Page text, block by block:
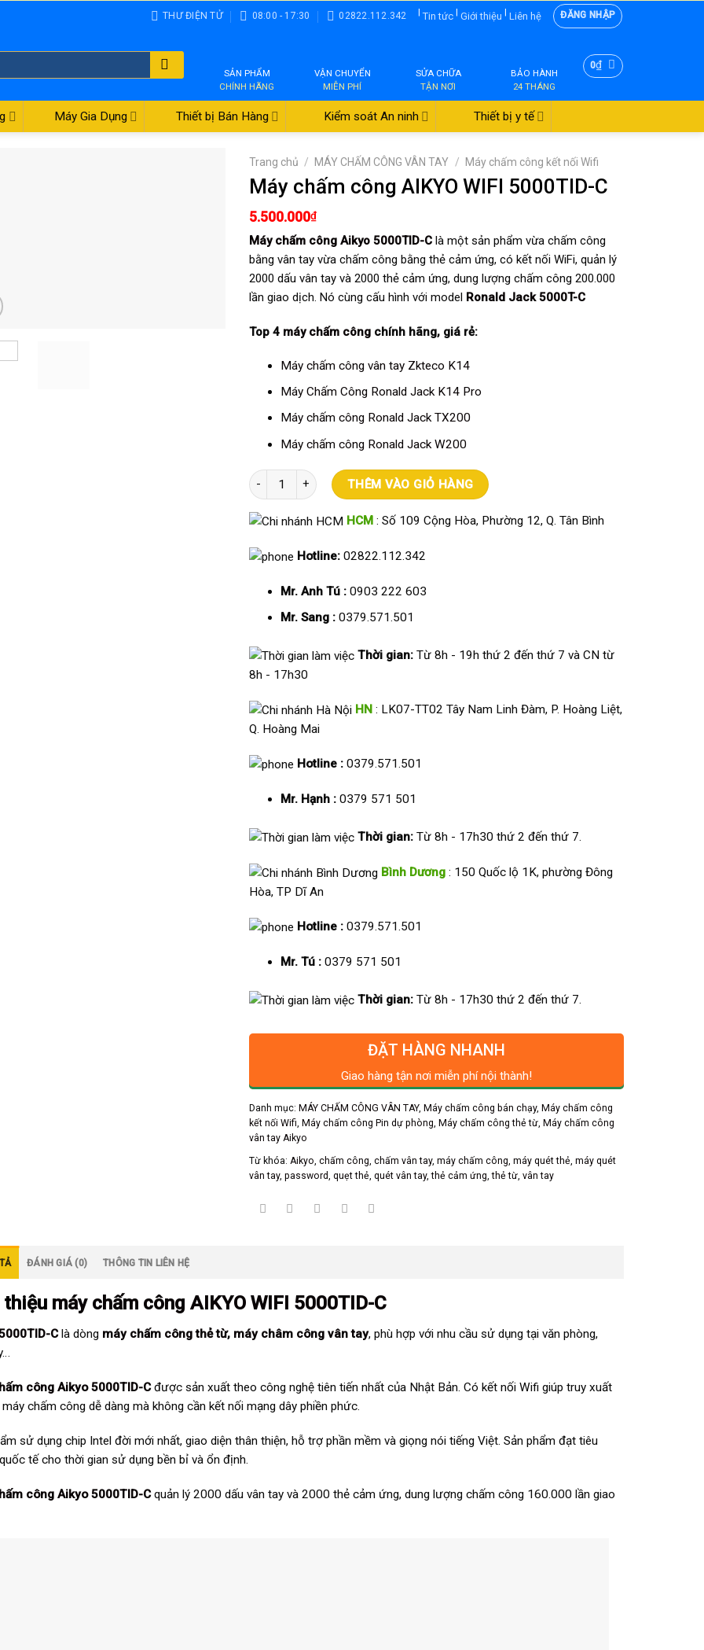
THƯ ĐIỆN TỬ 08:00 - 17:30 02822.112.342 |Tin tức | Giới thiệu | Liên hệ ĐĂNG NHẬP
SẢN PHẨM
CHÍNH HÃNG
VẬN CHUYỂN
MIỄN PHÍ
SỬA CHỮA
TẬN NƠI
BẢO HÀNH
24 THÁNG
0₫
Máy Gia Dụng Thiết bị Bán Hàng Kiểm soát An ninh Thiết bị y tế
Trang chủ / MÁY CHẤM CÔNG VÂN TAY / Máy chấm công kết nối Wifi
Máy chấm công AIKYO WIFI 5000TID-C
5.500.000₫
Máy chấm công Aikyo 5000TID-C là một sản phẩm vừa chấm công
bằng vân tay vừa chấm công bằng thẻ cảm ứng, có kết nối WiFi, quản lý
2000 dấu vân tay và 2000 thẻ cảm ứng, dung lượng chấm công 200.000
lần giao dịch. Nó cùng cấu hình với model Ronald Jack 5000T-C
Top 4 máy chấm công chính hãng, giá rẻ:
Máy chấm công vân tay Zkteco K14
Máy Chấm Công Ronald Jack K14 Pro
Máy chấm công Ronald Jack TX200
Máy chấm công Ronald Jack W200
Máy chấm công AIKYO WIFI 5000TID-C số lượng
THÊM VÀO GIỎ HÀNG
HCM: Số 109 Cộng Hòa, Phường 12, Q. Tân Bình
Hotline:02822.112.342
Mr. Anh Tú : 0903 222 603
Mr. Sang : 0379.571.501
Thời gian:Từ 8h - 19h thứ 2 đến thứ 7 và CN từ
8h - 17h30
HN: LK07-TT02 Tây Nam Linh Đàm, P. Hoàng Liệt,
Q. Hoàng Mai
Hotline :0379.571.501
Mr. Hạnh : 0379 571 501
Thời gian:Từ 8h - 17h30 thứ 2 đến thứ 7.
Bình Dương: 150 Quốc lộ 1K, phường Đông
Hòa, TP Dĩ An
Hotline :0379.571.501
Mr. Tú : 0379 571 501
Thời gian:Từ 8h - 17h30 thứ 2 đến thứ 7.
ĐẶT HÀNG NHANH
Giao hàng tận nơi miễn phí nội thành!
Danh mục:MÁY CHẤM CÔNG VÂN TAY,Máy chấm công bán chạy,Máy chấm công
kết nối Wifi ,Máy chấm công Pin dự phòng ,Máy chấm công thẻ từ ,Máy chấm công
vân tay Aikyo
Từ khóa: Aikyo ,chấm công ,chấm vân tay,máy chấm công ,máy quét thẻ ,máy quét
vân tay,password ,quẹt thẻ ,quét vân tay,thẻ cảm ứng ,thẻ từ ,vân tay
ĐÁNH GIÁ (0) THÔNG TIN LIÊN HỆ
thiệu máy chấm công AIKYO WIFI 5000TID-C
Clà dòng máy chấm công thẻ từ, máy châm công vân tay, phù hợp với nhu cầu sử dụng tại văn phòng,
công Aikyo 5000TID-Cđược sản xuất theo công nghệ tiên tiến nhất của Nhật Bản. Có kết nối Wifi giúp truy xuất
chấm công dễ dàng mà không cần kết nối mạng dây phiền phức.
sử dụng chip Intel đời mới nhất, giao diện thân thiện, hỗ trợ phần mềm và giọng nói tiếng Việt. Sản phẩm đạt tiêu
tế cho thời gian sử dụng bền bỉ và ổn định.
công Aikyo 5000TID-Cquản lý 2000 dấu vân tay và 2000 thẻ cảm ứng, dung lượng chấm công 160.000 lần giao